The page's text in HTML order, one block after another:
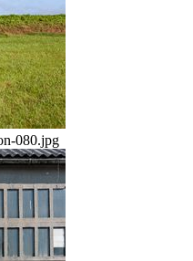
080.jpg